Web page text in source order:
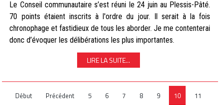
Le Conseil communautaire s’est réuni le 24 juin au Plessis-Pâté.
70 points étaient inscrits à l'ordre du jour. Il serait à la fois
chronophage et fastidieux de tous les aborder. Je me contenterai
donc d’évoquer les délibérations les plus importantes.
LIRE LA SUITE...
Début Précédent 5 6 7 8 9 10
11